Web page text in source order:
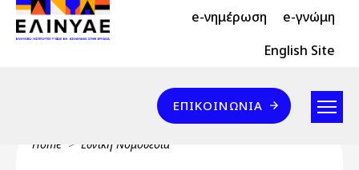
Skip to main content
Header Top 2 e-νημέρωση e-γνώμη
Header Top English Site
Επικοινωνία
ΕΠΙΚΟΙΝΩΝΊΑ
Breadcrumb
Home Εθνική Νομοθεσία